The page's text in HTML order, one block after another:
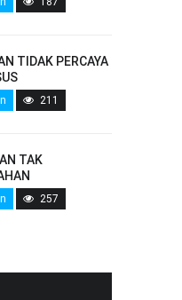
TIDAK PERCAYA
211
TAK
257